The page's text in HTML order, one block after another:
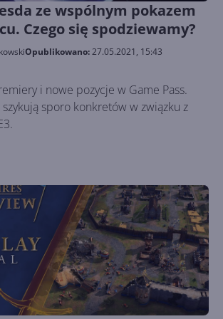
ze wspólnym pokazem
Czego się spodziewamy?
Opublikowano:27.05.2021, 15:43
i nowe pozycje w Game Pass.
sporo konkretów w związku z